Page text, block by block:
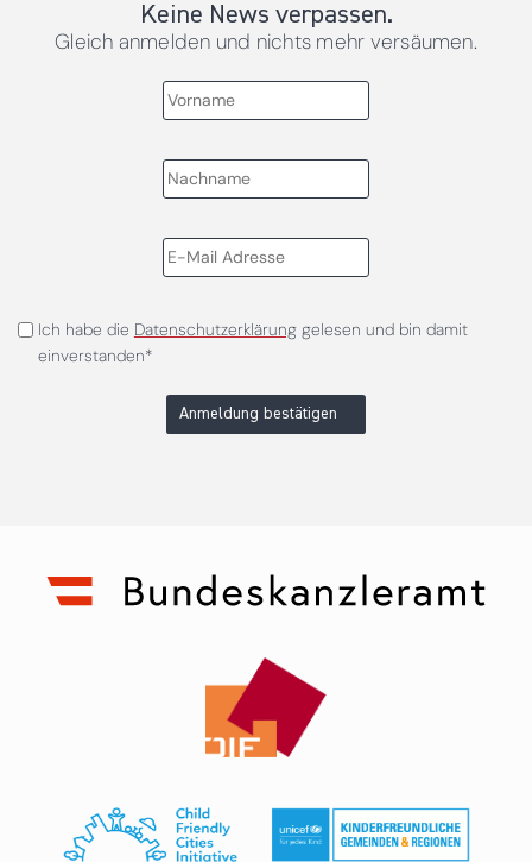
Keine News verpassen.
Gleich anmelden und nichts mehr versäumen.
Ich habe die Datenschutzerklärunggelesen und bin damit
einverstanden*
Anmeldung bestätigen